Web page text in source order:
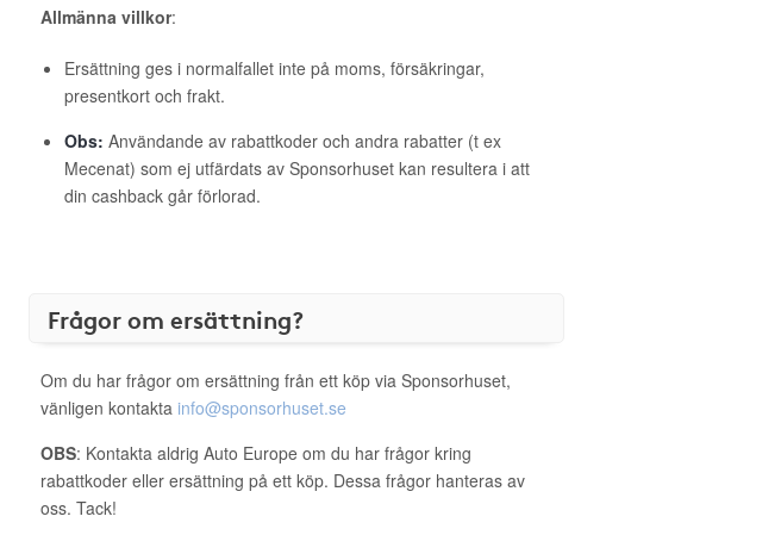
Allmänna villkor:
Ersättning ges i normalfallet inte på moms, försäkringar,
presentkort och frakt.
Obs: Användande av rabattkoder och andra rabatter (t ex
Mecenat) som ej utfärdats av Sponsorhuset kan resultera i att
din cashback går förlorad.
Frågor om ersättning?
Om du har frågor om ersättning från ett köp via Sponsorhuset,
vänligen kontakta info@sponsorhuset.se
OBS: Kontakta aldrig Auto Europe om du har frågor kring
rabattkoder eller ersättning på ett köp. Dessa frågor hanteras av
oss. Tack!